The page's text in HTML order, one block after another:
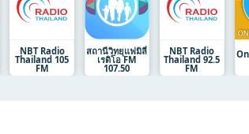
NBT Radio
Thailand 105
FM
สถานีวิทยุแฟมิลี่
เรดิโอ FM
107.50
NBT Radio
Thailand 92.5
FM